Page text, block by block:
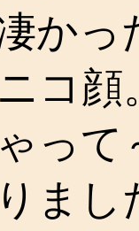
かっ
コ
って
ま